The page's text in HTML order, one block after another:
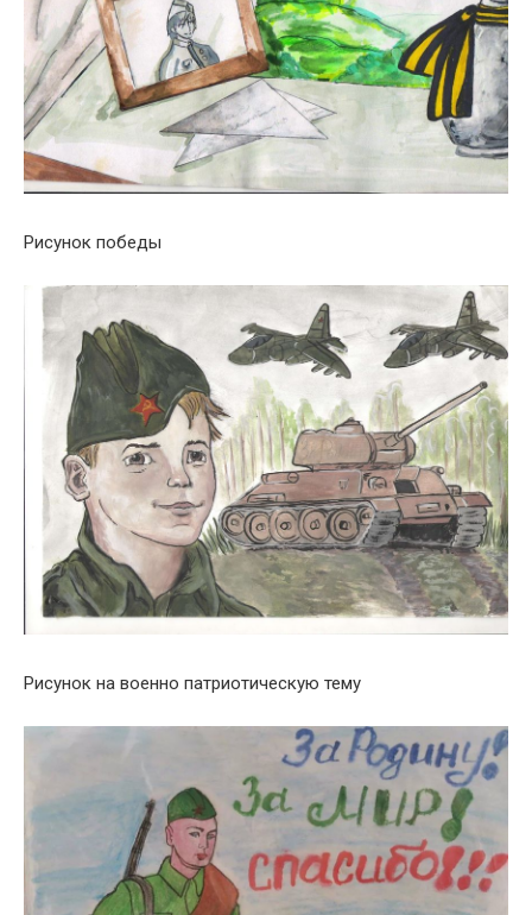
Рисунок победы
Рисунок на военно патриотическую тему